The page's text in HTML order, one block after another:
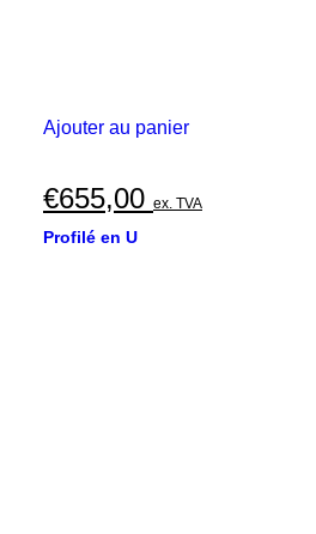
Ajouter au panier
€655,00 ex. TVA
Profilé en U